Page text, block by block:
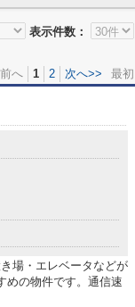
表示件数：
へ 1 2 次へ>> 最初
場・エレベータなどが
めの物件です。通信速